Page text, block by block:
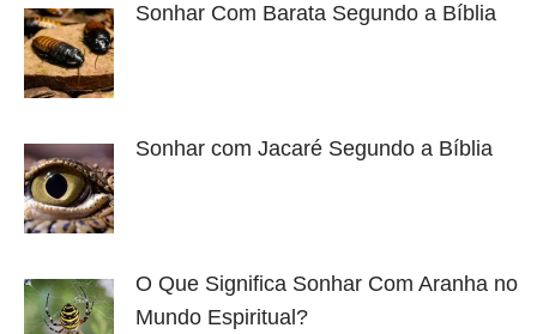
Sonhar Com Barata Segundo a Bíblia
Sonhar com Jacaré Segundo a Bíblia
O Que Significa Sonhar Com Aranha no
Mundo Espiritual?